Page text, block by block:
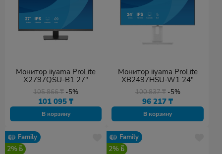
Монитор iiyama ProLite
X2797QSU-B1 27"
105 866₸ -5%
101 095₸
В корзину
Монитор iiyama ProLite
XB2497HSU-W1 24"
100 837₸ -5%
96 217₸
В корзину
Family
2%
Family
2%